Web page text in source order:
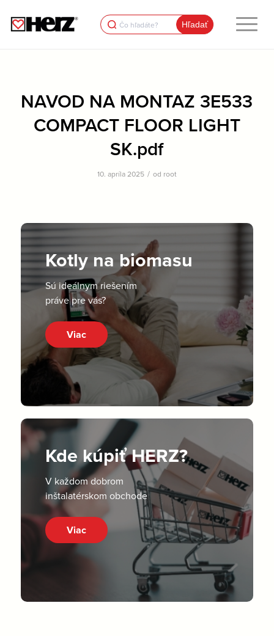
Search
for:
NAVOD NA MONTAZ 3E533
COMPACT FLOOR LIGHT
SK.pdf
10. apríla 2025 / od root
Kotly na biomasu
Sú ideálnym riešením
práve pre vás?
Viac
Kde kúpiť HERZ?
V každom dobrom
inštalatérskom obchode
Viac